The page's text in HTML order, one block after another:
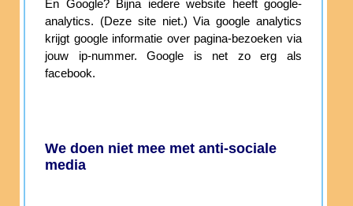
En Google? Bijna iedere website heeft google-
analytics. (Deze site niet.) Via google analytics
krijgt google informatie over pagina-bezoeken via
jouw ip-nummer. Google is net zo erg als
facebook.
We doen niet mee met anti-sociale
media